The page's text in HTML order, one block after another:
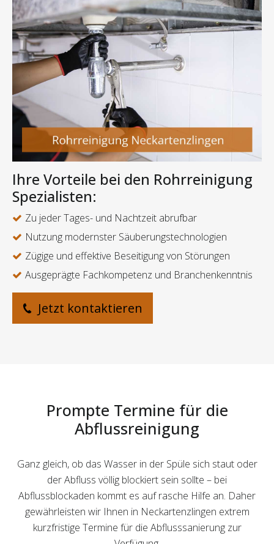
Ihre Vorteile bei den Rohrreinigung
Spezialisten:
Zu jeder Tages- und Nachtzeit abrufbar
Nutzung modernster Säuberungstechnologien
Zügige und effektive Beseitigung von Störungen
Ausgeprägte Fachkompetenz und Branchenkenntnis
Jetzt kontaktieren
Prompte Termine für die
Abflussreinigung
Ganz gleich, ob das Wasser in der Spüle sich staut oder
der Abfluss völlig blockiert sein sollte – bei
Abflussblockaden kommt es auf rasche Hilfe an. Daher
gewährleisten wir Ihnen in Neckartenzlingen extrem
kurzfristige Termine für die Abflusssanierung zur